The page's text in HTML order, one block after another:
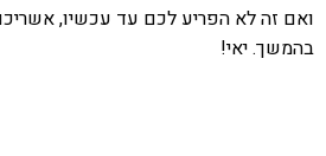
ואם זה לא הפריע לכם עד עכשיו,
בהמשך. יאי!